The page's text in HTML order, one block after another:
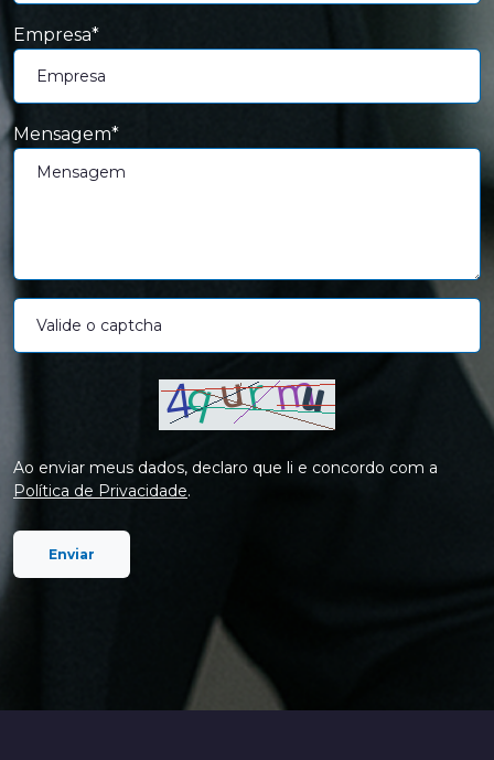
Empresa*
Mensagem*
Ao enviar meus dados, declaro que li e concordo com a
Política de Privacidade.
Enviar